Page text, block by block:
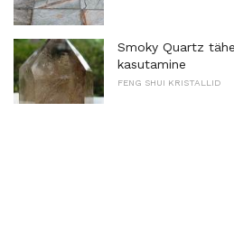
Smoky Quartz
kasutamine
FENG SHUI KRISTALLID